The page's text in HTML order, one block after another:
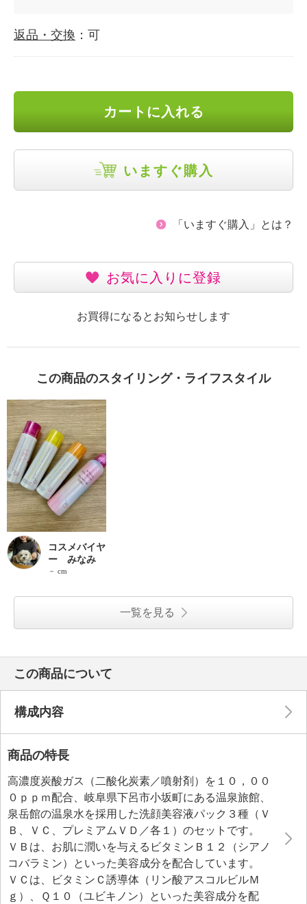
返品・交換 ：可
カートに入れる
いますぐ購入
「いますぐ購入」とは？
お気に入りに登録
お買得になるとお知らせします
この商品のスタイリング・ライフスタイル
コスメバイヤ
ー みなみ
－ cm
一覧を見る
この商品について
構成内容
商品の特長
高濃度炭酸ガス（二酸化炭素／噴射剤）を１０，００
０ｐｐｍ配合、岐阜県下呂市小坂町にある温泉旅館、
泉岳館の温泉水を採用した洗顔美容液パック３種（Ｖ
Ｂ、ＶＣ、プレミアムＶＤ／各１）のセットです。
ＶＢは、お肌に潤いを与えるビタミンＢ１２（シアノ
コバラミン）といった美容成分を配合しています。
ＶＣは、ビタミンＣ誘導体（リン酸アスコルビルＭ
ｇ）、Ｑ１０（ユビキノン）といった美容成分を配